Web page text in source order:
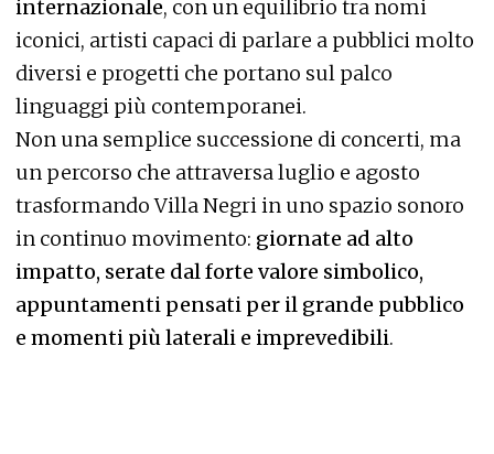
internazionale, con un equilibrio tra nomi
iconici, artisti capaci di parlare a pubblici molto
diversi e progetti che portano sul palco
linguaggi più contemporanei.
Non una semplice successione di concerti, ma
un percorso che attraversa luglio e agosto
trasformando Villa Negri in uno spazio sonoro
in continuo movimento: giornate ad alto
impatto, serate dal forte valore simbolico,
appuntamenti pensati per il grande pubblico
e momenti più laterali e imprevedibili.